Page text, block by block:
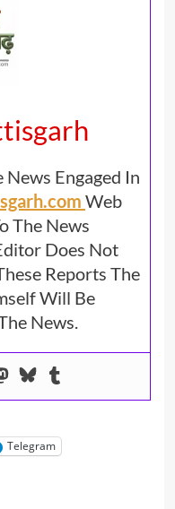
News Engaged In
Web
The News
Does Not
Reports The
Will Be
News.
Telegram